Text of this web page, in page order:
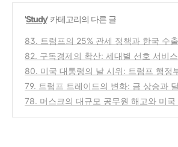
'Study' 카테고리의 다른 글
83. 트럼프의 25% 관세 정책과 한국 수
업의 미래
(0)
82. 구독경제의 확산: 세대별 선호 서비
시장 전망
(0)
80. 미국 대통령의 날 시위: 트럼프 행정
머스크에 대한 대규모 항의
(0)
79. 트럼프 트레이드의 변화: 금 상승과
비트코인의 약세
(0)
78. 머스크의 대규모 공무원 해고와 미국